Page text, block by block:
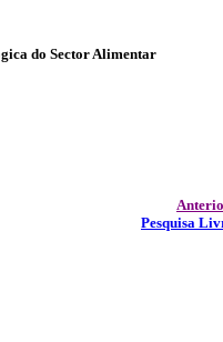
do Sector Alimentar
Pesquisa